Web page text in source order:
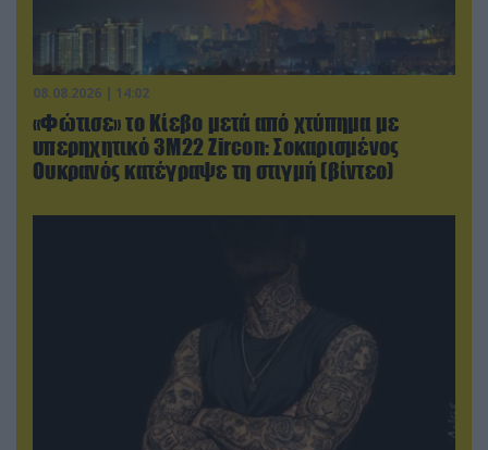
08.08.2026 | 14:02
«Φώτισε» το Κίεβο μετά από χτύπημα με
υπερηχητικό 3M22 Zircon: Σοκαρισμένος
Ουκρανός κατέγραψε τη στιγμή (βίντεο)